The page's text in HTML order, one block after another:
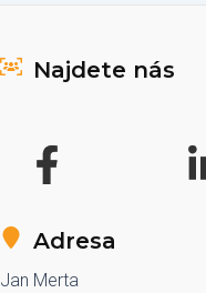
Najdete nás
Adresa
Jan Merta